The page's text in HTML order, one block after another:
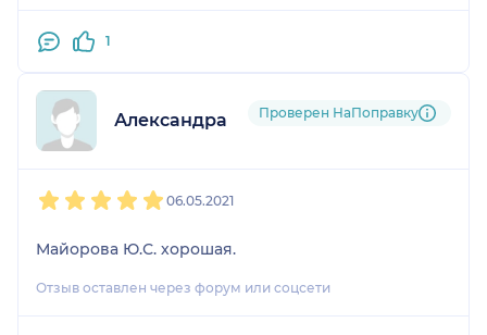
1
Александра Проверен НаПоправку
06.05.2021
Майорова Ю.С. хорошая.
Отзыв оставлен через форум или соцсети